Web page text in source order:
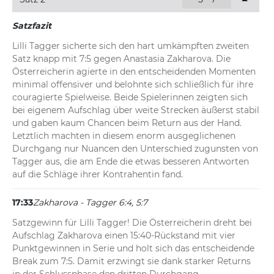
Damit gleicht sie im Entscheidungssatz zum 1:1 aus.
Letztlich reichen ihr 60 Prozent gewonnene
auf Distanz zu halten.
17:44Zakharova - Tagger 6:4, 5:7, 0:1
Lilli Tagger eröffnet den Entscheidungssatz mit einem
sicheren Aufschlagspiel zur 1:0-Führung. Die
Österreicherin gibt dabei lediglich einen Punkt ab und
bestimmt direkt das Spielgeschehen. Zakharova kommt
im Returnspiel folglich kaum zum Zug.
Satzfazit
Lilli Tagger sicherte sich den hart umkämpften zweiten
Satz knapp mit 7:5 gegen Anastasia Zakharova. Die
Österreicherin agierte in den entscheidenden Momenten
minimal offensiver und belohnte sich schließlich für ihre
couragierte Spielweise. Beide Spielerinnen zeigten sich
bei eigenem Aufschlag über weite Strecken äußerst stabil
und gaben kaum Chancen beim Return aus der Hand.
Letztlich machten in diesem enorm ausgeglichenen
Durchgang nur Nuancen den Unterschied zugunsten von
Tagger aus, die am Ende die etwas besseren Antworten
auf die Schläge ihrer Kontrahentin fand.
17:33Zakharova - Tagger 6:4, 5:7
Satzgewinn für Lilli Tagger! Die Österreicherin dreht bei
Aufschlag Zakharova einen 15:40-Rückstand mit vier
Punktgewinnen in Serie und holt sich das entscheidende
Break zum 7:5. Damit erzwingt sie dank starker Returns